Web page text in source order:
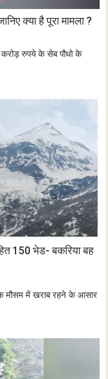
क्या है पूरा मामला ?
रुपये के सेब पौधो के
150 भेड- बकरिया बह
मौसम में खराब रहने के आसार